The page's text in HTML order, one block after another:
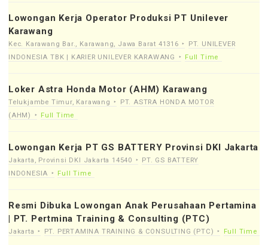
Lowongan Kerja Operator Produksi PT Unilever
Karawang
Kec. Karawang Bar., Karawang, Jawa Barat 41316
PT. UNILEVER
INDONESIA TBK | KARIER UNILEVER KARAWANG
Full Time
Loker Astra Honda Motor (AHM) Karawang
Telukjambe Timur, Karawang
PT. ASTRA HONDA MOTOR
(AHM)
Full Time
Lowongan Kerja PT GS BATTERY Provinsi DKI Jakarta
Jakarta, Provinsi DKI Jakarta 14540
PT. GS BATTERY
INDONESIA
Full Time
Resmi Dibuka Lowongan Anak Perusahaan Pertamina
| PT. Pertmina Training & Consulting (PTC)
Jakarta PT. PERTAMINA TRAINING & CONSULTING (PTC) Full Time